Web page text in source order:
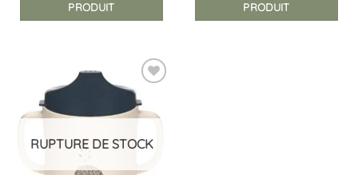
PRODUIT
PRODUIT
Ajouter
à la
liste
RUPTURE DE STOCK